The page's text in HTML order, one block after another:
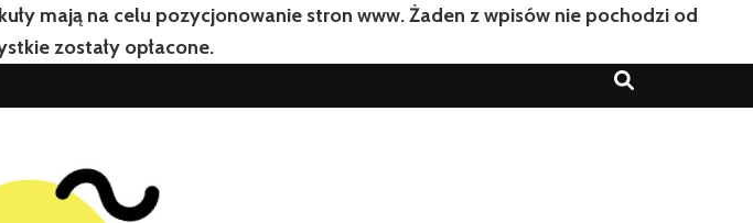
mają na celu pozycjonowanie stron www. Żaden z wpisów nie pochodzi od
zostały opłacone.